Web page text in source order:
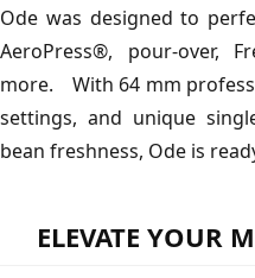
Ode was designed to
AeroPress®, pour-over,
more. With 64 mm
settings, and unique
bean freshness, Ode is
ELEVATE YOUR